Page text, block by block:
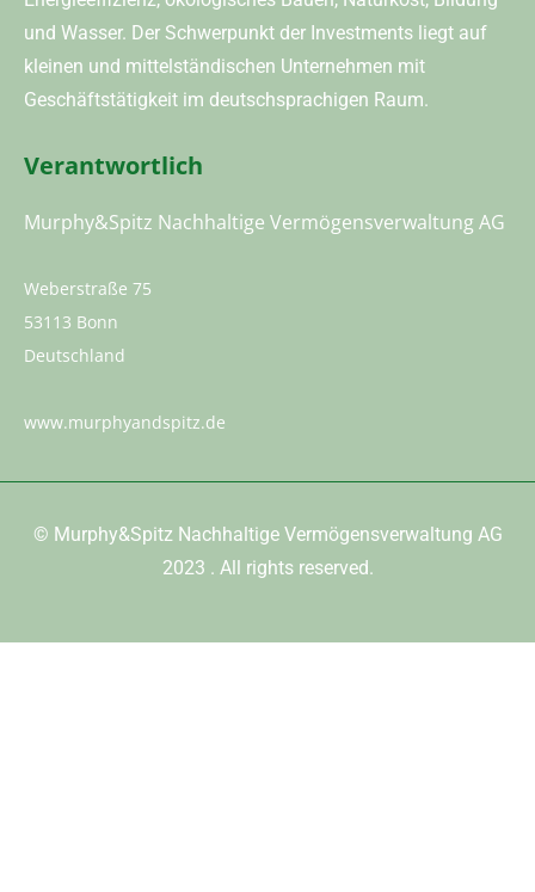
und Wasser. Der Schwerpunkt der Investments liegt auf
kleinen und mittelständischen Unternehmen mit
Geschäftstätigkeit im deutschsprachigen Raum.
Verantwortlich
Murphy&Spitz Nachhaltige Vermögensverwaltung AG
Weberstraße 75
53113 Bonn
Deutschland
www.murphyandspitz.de
© Murphy&Spitz Nachhaltige Vermögensverwaltung AG
2023 . All rights reserved.